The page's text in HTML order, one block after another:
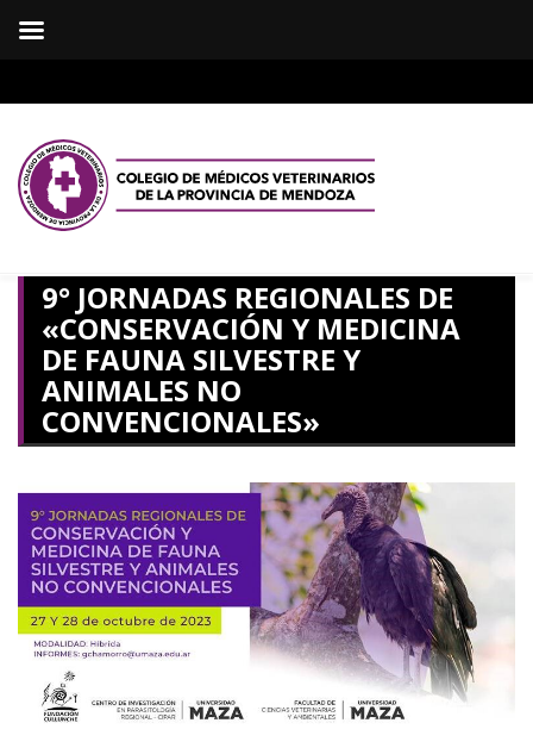
9° JORNADAS REGIONALES DE
«CONSERVACIÓN Y MEDICINA
DE FAUNA SILVESTRE Y
ANIMALES NO
CONVENCIONALES»